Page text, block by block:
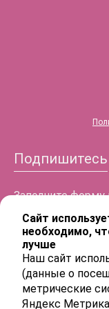
Подпишитесь
Заполните форму
информацию!
ФИО
Телефон
Сайт
необходимо,
лучше
Наш сайт
(данные о
метрические
Яндекс